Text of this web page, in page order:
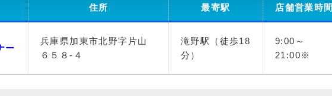
住所 最寄駅 店舗営業時間
ー
兵庫県加東市北野字片山
６５８-４
滝野駅（徒歩18
分）
9:00～
21:00※